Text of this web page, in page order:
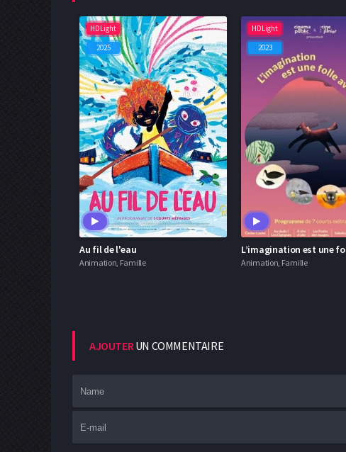
HDLight
2025
Au fil de l'eau
Animation, Famille
HDLight
2023
Animation, Famille
AJOUTERUN COMMENTAIRE